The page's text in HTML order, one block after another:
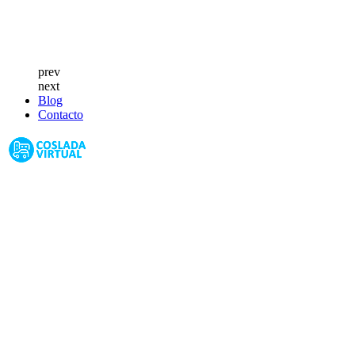
prev
next
Blog
Contacto